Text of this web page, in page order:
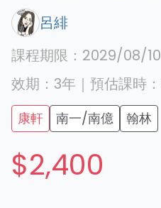
呂緋
課程期限： 2029/08/10
效期： 3年 ｜ 預估課時：
康軒 南一/南億 翰林
$2,400